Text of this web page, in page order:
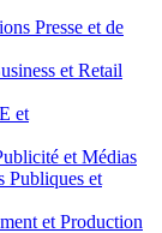
Presse et de
et Retail
et
et Médias
Publiques et
et Production